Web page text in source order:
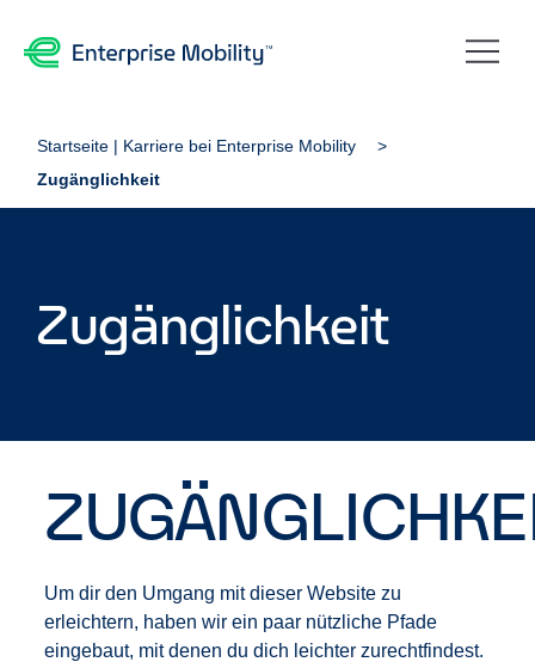
Startseite | Karriere bei Enterprise Mobility
Zugänglichkeit
Zugänglichkeit
Um dir den Umgang mit dieser Website zu
erleichtern, haben wir ein paar nützliche Pfade
eingebaut, mit denen du dich leichter zurechtfindest.